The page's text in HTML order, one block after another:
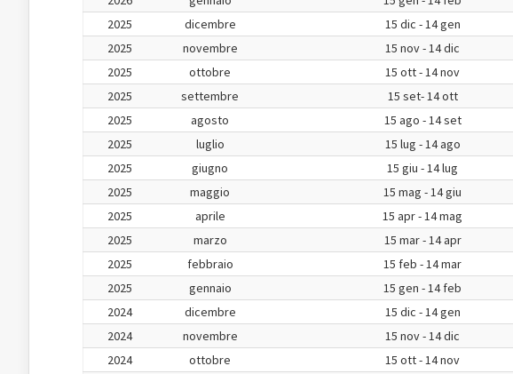
2025
dicembre 15 dic - 14 gen
2025
novembre 15 nov - 14 dic
2025
ottobre 15 ott - 14 nov
2025
settembre 15 set- 14 ott
2025
agosto 15 ago - 14 set
2025
luglio 15 lug - 14 ago
2025
giugno 15 giu - 14 lug
2025
maggio 15 mag - 14 giu
2025
aprile 15 apr - 14 mag
2025
marzo 15 mar - 14 apr
2025
febbraio 15 feb - 14 mar
2025
gennaio 15 gen - 14 feb
2024
dicembre 15 dic - 14 gen
2024
novembre 15 nov - 14 dic
2024
ottobre 15 ott - 14 nov